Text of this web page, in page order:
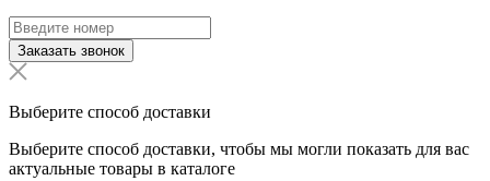
Заказать звонок
Выберите способ доставки
Выберите способ доставки, чтобы мы могли показать для вас
актуальные товары в каталоге